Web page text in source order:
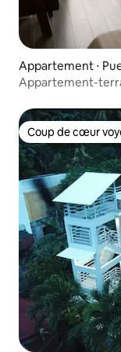
Appartement ⋅
Appartement-
Coup de cœur
Coup de cœur